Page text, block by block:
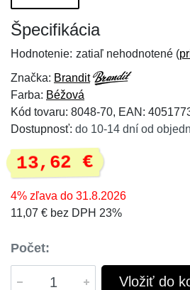
Špecifikácia
Hodnotenie: zatiaľ nehodnotené (
Značka: Brandit
Farba: Béžová
Kód tovaru: 8048-70, EAN:
Dostupnosť: do 10-14 dní od
13,62 €
4% zľava do 31.8.2026
11,07 € bez DPH 23%
Počet:
Vložiť do